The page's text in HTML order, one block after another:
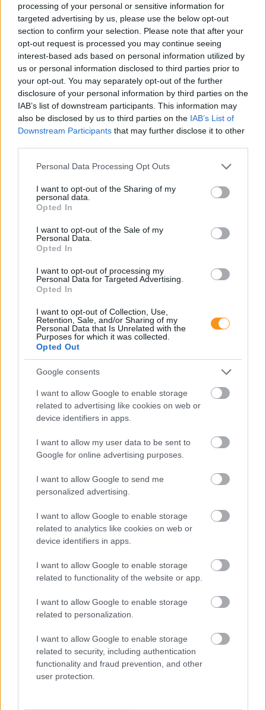
processing of your personal or sensitive information for
targeted advertising by us, please use the below opt-out
section to confirm your selection. Please note that after your
opt-out request is processed you may continue seeing
interest-based ads based on personal information utilized by
us or personal information disclosed to third parties prior to
your opt-out. You may separately opt-out of the further
disclosure of your personal information by third parties on the
IAB’s list of downstream participants. This information may
also be disclosed by us to third parties on the IAB’s List of
Downstream Participants that may further disclose it to other
Please note that this website/app uses one or more Google
not limited to your visit or usage behaviour. You may click to
grant or deny consent to Google and its third-party tags to
use your data for below specified purposes in below Google
consent section.
Personal Data Processing Opt Outs
I want to opt-out of the Sharing of my
personal data.
Opted In
I want to opt-out of the Sale of my
Personal Data.
Opted In
I want to opt-out of processing my
Personal Data for Targeted Advertising.
Opted In
I want to opt-out of Collection, Use,
Retention, Sale, and/or Sharing of my
Personal Data that Is Unrelated with the
Purposes for which it was collected.
Opted Out
Google consents
I want to allow Google to enable storage
related to advertising like cookies on web or
device identifiers in apps.
I want to allow my user data to be sent to
Google for online advertising purposes.
I want to allow Google to send me
personalized advertising.
I want to allow Google to enable storage
related to analytics like cookies on web or
device identifiers in apps.
I want to allow Google to enable storage
related to functionality of the website or app.
I want to allow Google to enable storage
related to personalization.
I want to allow Google to enable storage
related to security, including authentication
functionality and fraud prevention, and other
user protection.
Európában becslések szerint évente 250 ezer
gyerek tűnik el – vagyis nagyjából kétpercenként
egy. Az Eltűnt gyerekek világnapján ez a szám
nemcsak rendőrségi statisztika: mögötte családi
konfliktusok, bántalmazás, szökések, online
kapcsolatok, intézményi hiányok és kamaszkori
krízisek is állhatnak.
Sok szülő félreérti a félévi
bizonyítványt, ezért!
Sok családban okoz feszültséget, amikor a gyerek
könnyű téves következtetéseket levonni: a gyerek
lusta, figyelmetlen volt, pedig a háttérben jóval
összetettebb okok is állhatnak. A szakértők szerint
amelyek arra hívják fel a figyelmet, hogy valahol
elakadás történt.
A mentálisan erős gyerekeket így
nevelik – 4 fontos szemlélet
szülőknek
Mitől lesz egy gyerekből olyan felnőtt, aki mer
hibázni, újrakezdeni és kiállni magáért? Az
egészséges önbizalom nem velünk született
tulajdonság, hanem lassan épülő belső
szüksége van.
Így reagálj, ha a gyereked rossz
jegyet hozott haza a suliból!